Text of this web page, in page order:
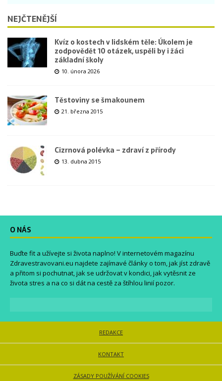
NEJČTENĚJŠÍ
Kvíz o kostech v lidském těle: Úkolem je
zodpovědět 10 otázek, uspěli by i žáci
základní školy
10. února 2026
Těstoviny se šmakounem
21. března 2015
Cizrnová polévka – zdraví z přírody
13. dubna 2015
O NÁS
Buďte fit a užívejte si života naplno! V internetovém magazínu
Zdravestravovani.eu najdete zajímavé články o tom, jak jíst zdravě
a přitom si pochutnat, jak se udržovat v kondici, jak vytěsnit ze
života stres a na co si dát na cestě za štíhlou linií pozor.
REDAKCE
KONTAKT
ZÁSADY POUŽÍVÁNÍ COOKIES